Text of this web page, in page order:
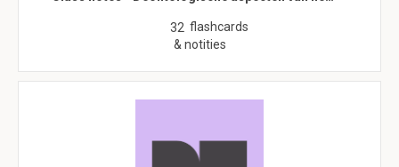
32 flashcards
& notities